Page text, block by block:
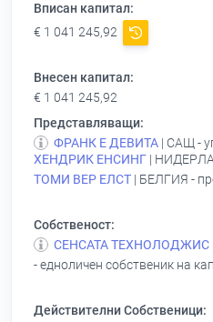
Вписан капитал:
€ 1 041 245,92
Внесен капитал:
€ 1 041 245,92
Представляващи:
ФРАНК Е ДЕВИТА | САЩ -
ХЕНДРИК ЕНСИНГ |
ТОМИ ВЕР ЕЛСТ | БЕЛГИЯ -
Собственост:
СЕНСАТА ТЕХНОЛОДЖИС
- едноличен собственик на
Действителни Собственици: